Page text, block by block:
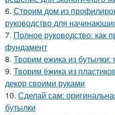
6. Строим дом из
руководство для
7. Полное руководство: как
фундамент
8. Творим ежика из бутылки:
9. Творим ёжика из
декор своими руками
10. Сделай сам:
бутылки